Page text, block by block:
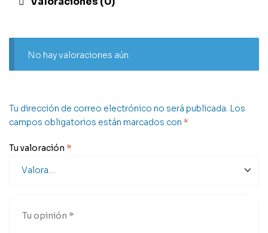
No hay valoraciones aún.
Tu dirección de correo electrónico no será publicada. Los
campos obligatorios están marcados con *
Tu valoración *